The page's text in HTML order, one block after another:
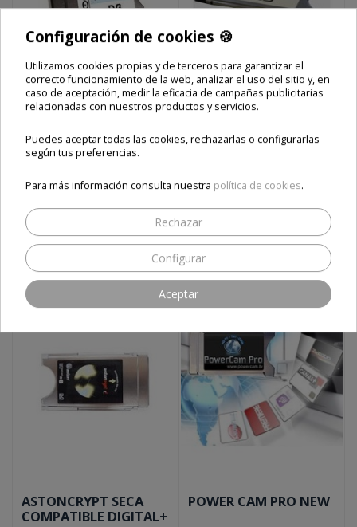
NP4+ MPEG4
69,00 €
Envío e impuestos incluidos
VIACCESS MPG4 CAM
MODULO PCMCIA
75,00 €
Envío e impuestos incluidos
ASTONCRYPT SECA
COMPATIBLE DIGITAL+
POWER CAM PRO NEW
Configuración de cookies 🍪
Utilizamos cookies propias y de terceros para garantizar el
correcto funcionamiento de la web, analizar el uso del sitio y, en
caso de aceptación, medir la eficacia de campañas publicitarias
relacionadas con nuestros productos y servicios.
Puedes aceptar todas las cookies, rechazarlas o configurarlas
según tus preferencias.
Para más información consulta nuestra política de cookies.
Rechazar
Configurar
Aceptar